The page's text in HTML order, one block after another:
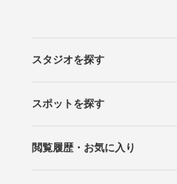
スタジオを探す
エリアから探す
こだわりから探す
NEW PHOTO STYLE
プランから探す
フォトタイプ診断
フォトグラファーから探す
国内リゾートから探す
スポットを探す
ロケーションから探す
スタジオから探す
閲覧履歴・お気に入り